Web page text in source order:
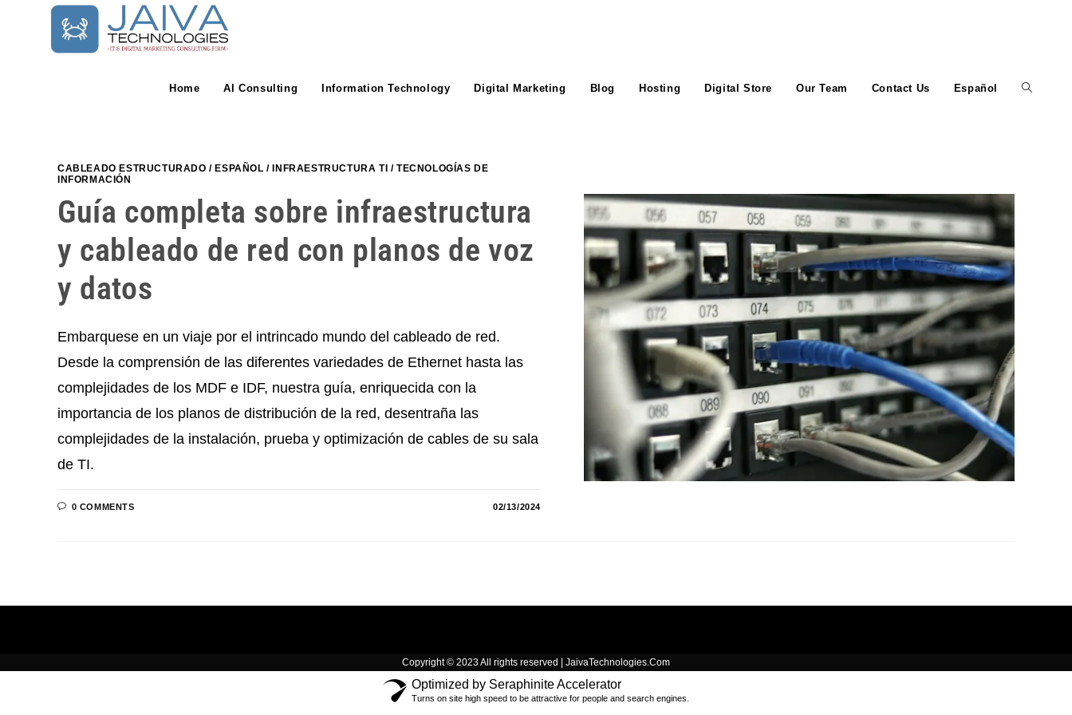
Home AI Consulting Information Technology Digital Marketing Blog Hosting Digital Store Our Team Contact Us Español Toggle
CABLEADO ESTRUCTURADO / ESPAÑOL / INFRAESTRUCTURA TI /TECNOLOGÍAS DE
INFORMACIÓN
Guía completa sobre infraestructura
y cableado de red con planos de voz
y datos
Embarquese en un viaje por el intrincado mundo del cableado de red.
Desde la comprensión de las diferentes variedades de Ethernet hasta las
complejidades de los MDF e IDF, nuestra guía, enriquecida con la
importancia de los planos de distribución de la red, desentraña las
complejidades de la instalación, prueba y optimización de cables de su sala
de TI.
0 COMMENTS 02/13/2024
Copyright © 2023 All rights reserved | JaivaTechnologies.Com
Optimized by Seraphinite Accelerator
Turns on site high speed to be attractive for people and search engines.